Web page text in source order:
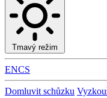
Tmavý režim
ENCS
Domluvit schůzku